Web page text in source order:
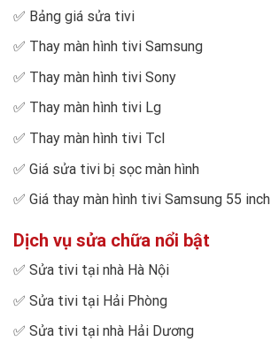
✅ Bảng giá sửa tivi
✅ Thay màn hình tivi Samsung
✅ Thay màn hình tivi Sony
✅ Thay màn hình tivi Lg
✅ Thay màn hình tivi Tcl
✅ Giá sửa tivi bị sọc màn hình
✅ Giá thay màn hình tivi Samsung 55 inch
Dịch vụ sửa chữa nổi bật
✅ Sửa tivi tại nhà Hà Nội
✅ Sửa tivi tại Hải Phòng
✅ Sửa tivi tại nhà Hải Dương